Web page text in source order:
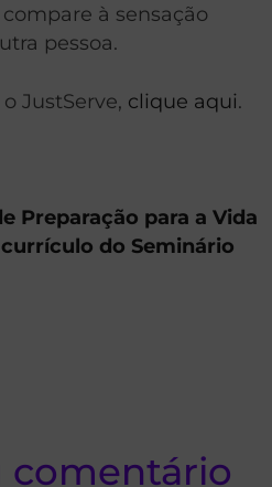
à sensação
pessoa.
JustServe, clique aqui.
Preparação para a Vida
do Seminário
comentário